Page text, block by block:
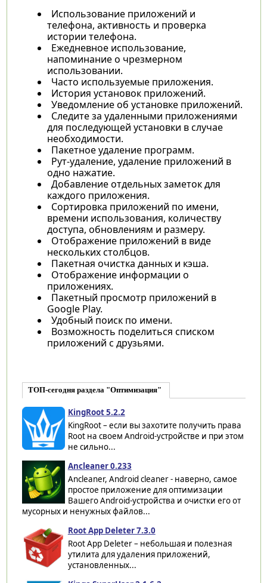
Использование приложений и
телефона, активность и проверка
истории телефона.
Ежедневное использование,
напоминание о чрезмерном
использовании.
Часто используемые приложения.
История установок приложений.
Уведомление об установке приложений.
Следите за удаленными приложениями
для последующей установки в случае
необходимости.
Пакетное удаление программ.
Рут-удаление, удаление приложений в
одно нажатие.
Добавление отдельных заметок для
каждого приложения.
Сортировка приложений по имени,
времени использования, количеству
доступа, обновлениям и размеру.
Отображение приложений в виде
нескольких столбцов.
Пакетная очистка данных и кэша.
Отображение информации о
приложениях.
Пакетный просмотр приложений в
Google Play.
Удобный поиск по имени.
Возможность поделиться списком
приложений с друзьями.
ТОП-сегодня раздела "Оптимизация"
KingRoot 5.2.2
KingRoot – если вы захотите получить права
Root на своем Android-устройстве и при этом
не сильно...
Ancleaner 0.233
Ancleaner, Android cleaner - наверно, самое
простое приложение для оптимизации
Вашего Android-устройства и очистки его от
мусорных и ненужных файлов...
Root App Deleter 7.3.0
Root App Deleter – небольшая и полезная
утилита для удаления приложений,
установленных...